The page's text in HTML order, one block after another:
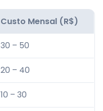
Custo Mensal (R$)
30 – 50
20 – 40
10 – 30